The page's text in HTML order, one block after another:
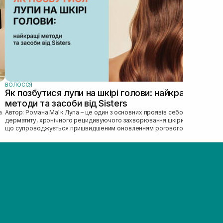
ВОЛОССЯ
Як позбутися лупи на шкірі голови: найкращі
методи та засоби від Sisters
Автор: Романа Маїк Лупа – це один з основних проявів себорейного
дерматиту, хронічного рецидивуючого захворювання шкіри голови,
що супроводжується пришвидшеним оновленням рогового